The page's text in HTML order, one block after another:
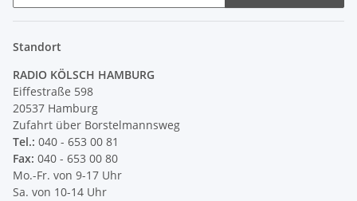
Standort
RADIO KÖLSCH HAMBURG
Eiffestraße 598
20537 Hamburg
Zufahrt über Borstelmannsweg
Tel.: 040 - 653 00 81
Fax: 040 - 653 00 80
Mo.-Fr. von 9-17 Uhr
Sa. von 10-14 Uhr